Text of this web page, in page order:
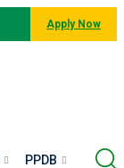
Apply Now
PPDB